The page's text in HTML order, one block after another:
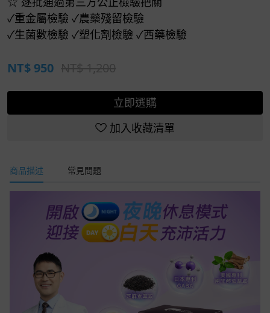
✓重金屬檢驗 ✓農藥殘留檢驗
✓生菌數檢驗 ✓塑化劑檢驗 ✓西藥檢驗
NT$ 950 NT$ 1,200
立即選購
加入收藏清單
商品描述 常見問題